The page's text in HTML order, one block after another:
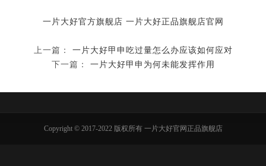
一片大好官方旗舰店 一片大好正品旗舰店官网
上一篇： 一片大好甲申吃过量怎么办应该如何应对
下一篇： 一片大好甲申为何未能发挥作用
Copyright © 2017-2022 版权所有 一片大好官网正品旗舰店